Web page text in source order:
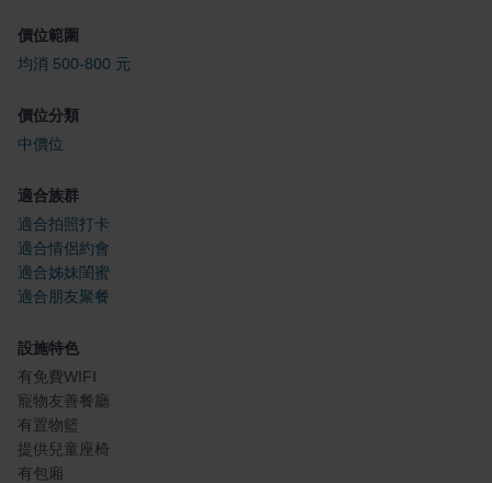
價位範圍
均消 500-800 元
價位分類
中價位
適合族群
適合拍照打卡
適合情侶約會
適合姊妹閨蜜
適合朋友聚餐
設施特色
有免費WIFI
寵物友善餐廳
有置物籃
提供兒童座椅
有包廂